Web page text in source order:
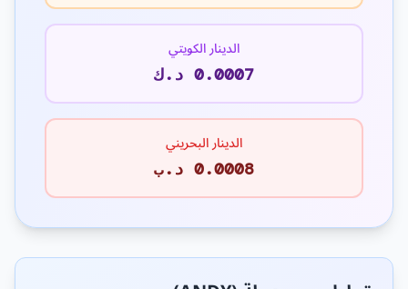
الدينار الكويتي
0.0007 د.ك
الدينار البحريني
0.0008 د.ب